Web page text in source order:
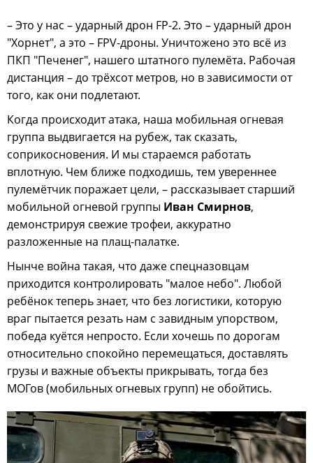
– Это у нас – ударный дрон FP-2. Это – ударный дрон
"Хорнет", а это – FPV-дроны. Уничтожено это всё из
ПКП "Печенег", нашего штатного пулемёта. Рабочая
дистанция – до трёхсот метров, но в зависимости от
того, как они подлетают.
Когда происходит атака, наша мобильная огневая
группа выдвигается на рубеж, так сказать,
соприкосновения. И мы стараемся работать
вплотную. Чем ближе подходишь, тем увереннее
пулемётчик поражает цели, – рассказывает старший
мобильной огневой группы Иван Смирнов,
демонстрируя свежие трофеи, аккуратно
разложенные на плащ-палатке.
Нынче война такая, что даже спецназовцам
приходится контролировать "малое небо". Любой
ребёнок теперь знает, что без логистики, которую
враг пытается резать нам с завидным упорством,
победа куётся непросто. Если хочешь по дорогам
относительно спокойно перемещаться, доставлять
грузы и важные объекты прикрывать, тогда без
МОГов (мобильных огневых групп) не обойтись.